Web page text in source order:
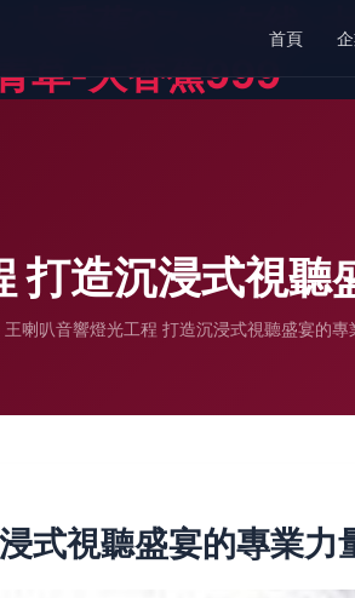
香蕉97av在线-
草-大香蕉999
首頁
打造沉浸式視聽
王喇叭音響燈光工程 打造沉浸式視聽盛宴的專
式視聽盛宴的專業力